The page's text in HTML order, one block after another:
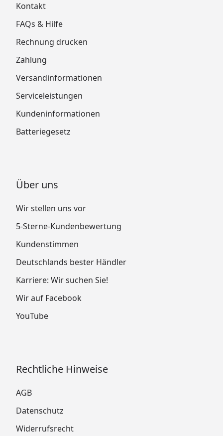
Kontakt
FAQs & Hilfe
Rechnung drucken
Zahlung
Versandinformationen
Serviceleistungen
Kundeninformationen
Batteriegesetz
Über uns
Wir stellen uns vor
5-Sterne-Kundenbewertung
Kundenstimmen
Deutschlands bester Händler
Karriere: Wir suchen Sie!
Wir auf Facebook
YouTube
Rechtliche Hinweise
AGB
Datenschutz
Widerrufsrecht